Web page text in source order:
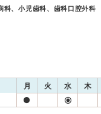
科、小児歯科、歯科口腔外科
月 火 水 木